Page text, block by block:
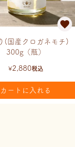
(国産クロガネモチ)
300g（瓶）
¥2,880税込
カートに入れる